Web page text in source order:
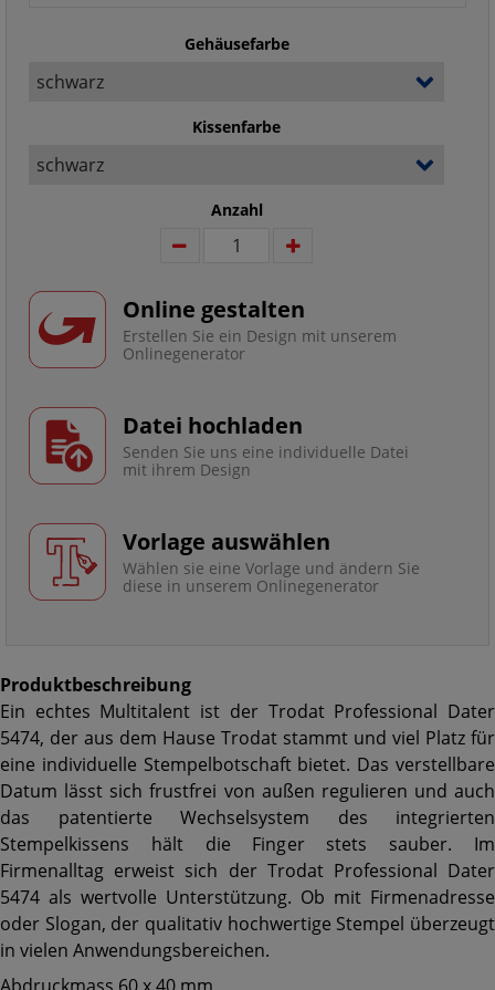
Gehäusefarbe
Kissenfarbe
Anzahl
Online gestalten
Erstellen Sie ein Design mit unserem
Onlinegenerator
Datei hochladen
Senden Sie uns eine individuelle Datei
mit ihrem Design
Vorlage auswählen
Wählen sie eine Vorlage und ändern Sie
diese in unserem Onlinegenerator
Produktbeschreibung
Ein echtes Multitalent ist der Trodat Professional Dater
5474, der aus dem Hause Trodat stammt und viel Platz für
eine individuelle Stempelbotschaft bietet. Das verstellbare
Datum lässt sich frustfrei von außen regulieren und auch
das patentierte Wechselsystem des integrierten
Stempelkissens hält die Finger stets sauber. Im
Firmenalltag erweist sich der Trodat Professional Dater
5474 als wertvolle Unterstützung. Ob mit Firmenadresse
oder Slogan, der qualitativ hochwertige Stempel überzeugt
in vielen Anwendungsbereichen.